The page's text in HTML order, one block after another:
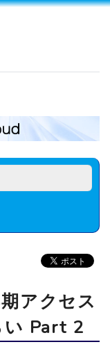
アクセス
い Part 2